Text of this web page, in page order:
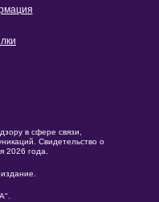
в сфере связи,
Свидетельство о
года.